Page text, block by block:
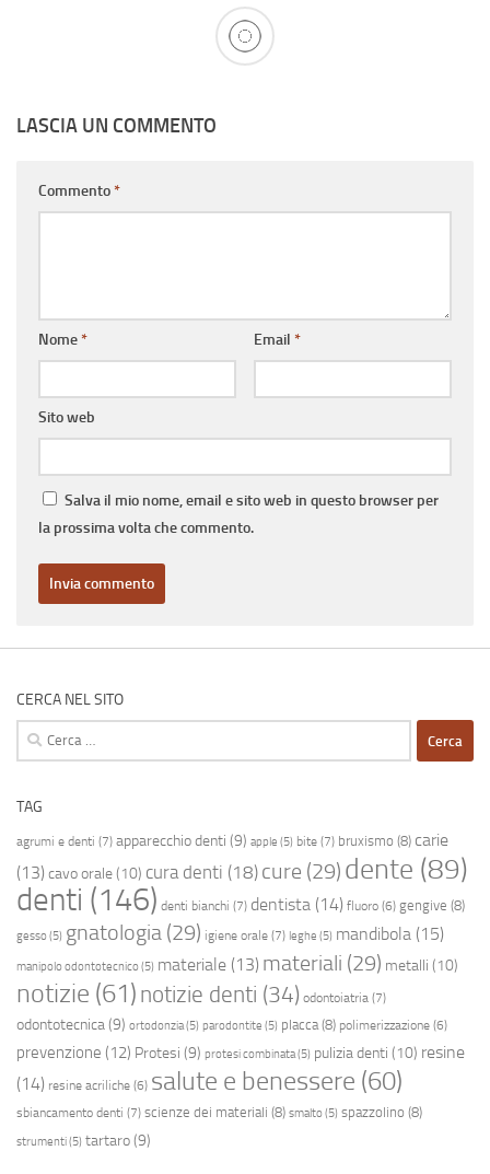
LASCIA UN COMMENTO
Commento*
Nome* Email *
Sito web
Salva il mio nome, email e sito web in questo browser per
la prossima volta che commento.
CERCA NEL SITO
Ricerca
per:
TAG
agrumi e denti (7) apparecchio denti (9) apple (5) bite (7) bruxismo (8) carie
(13) cavo orale(10) cura denti (18) cure (29) dente (89)
denti (146) denti bianchi (7) dentista (14) fluoro (6) gengive (8)
gesso(5) gnatologia (29) igiene orale (7) leghe (5) mandibola (15)
manipolo odontotecnico(5) materiale (13) materiali (29) metalli (10)
notizie (61) notizie denti (34) odontoiatria (7)
odontotecnica (9) ortodonzia(5) parodontite (5) placca(8) polimerizzazione (6)
prevenzione (12) Protesi (9) protesi combinata(5) pulizia denti (10) resine
(14) resine acriliche (6) salute e benessere (60)
sbiancamento denti (7) scienze dei materiali (8) smalto(5) spazzolino (8)
strumenti(5) tartaro(9)